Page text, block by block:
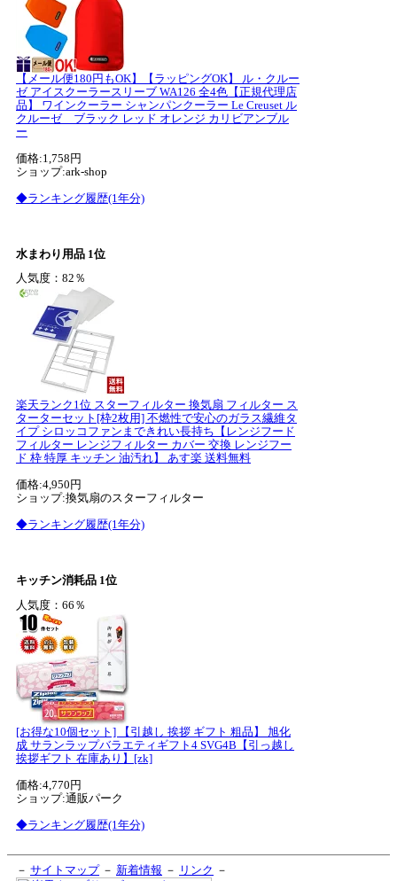
【メール便180円もOK】【ラッピングOK】 ル・クルー
ゼ アイスクーラースリーブ WA126 全4色【正規代理店
品】 ワインクーラー シャンパンクーラー Le Creuset ル
クルーゼ ブラック レッド オレンジ カリビアンブル
ー
価格:1,758円
ショップ:ark-shop
◆ランキング履歴(1年分)
水まわり用品 1位
人気度：82％
楽天ランク1位 スターフィルター 換気扇 フィルター ス
ターターセット[枠2枚用] 不燃性で安心のガラス繊維タ
イプ シロッコファンまできれい長持ち【レンジフード
フィルター レンジフィルター カバー 交換 レンジフー
ド 枠 特厚 キッチン 油汚れ】 あす楽 送料無料
価格:4,950円
ショップ:換気扇のスターフィルター
◆ランキング履歴(1年分)
キッチン消耗品 1位
人気度：66％
[お得な10個セット] 【引越し 挨拶 ギフト 粗品】 旭化
成 サランラップバラエティギフト4 SVG4B【引っ越し
挨拶ギフト 在庫あり】[zk]
価格:4,770円
ショップ:通販パーク
◆ランキング履歴(1年分)
－ サイトマップ － 新着情報 － リンク －